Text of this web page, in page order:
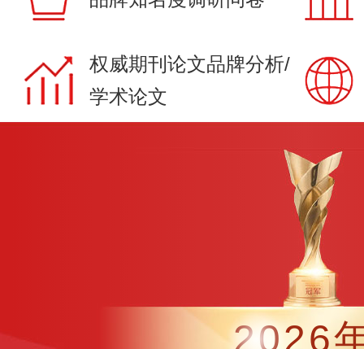
权威期刊论文品牌分析/
学术论文
2026